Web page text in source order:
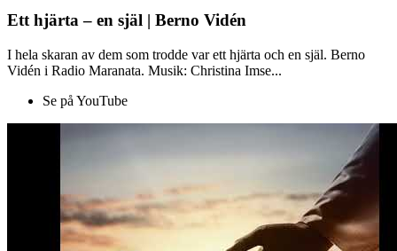
Ett hjärta – en själ | Berno Vidén
I hela skaran av dem som trodde var ett hjärta och en själ. Berno
Vidén i Radio Maranata. Musik: Christina Imse...
Se på YouTube